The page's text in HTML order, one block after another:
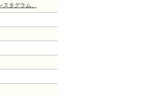
タグラム、